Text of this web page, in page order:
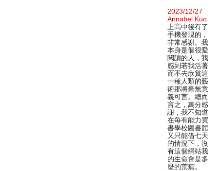
2023/12/27
Annabel Kuo
上高中後有了
手機發現的，
非常感謝。我
本身是個很愛
閱讀的人，我
感到若我活著
而不去欣賞這
一種人類的藝
術那將毫無意
義可言。總而
言之，萬分感
謝，我不知道
在每有能力買
書學校圖書館
又只能借七天
的情況下，沒
有這個網站我
的生命會是多
麼的荒蕪。